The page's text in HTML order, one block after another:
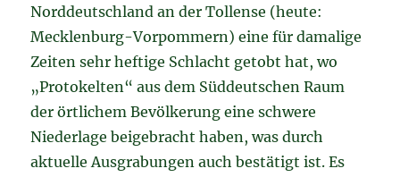
Norddeutschland an der Tollense (heute:
Mecklenburg-Vorpommern) eine für damalige
Zeiten sehr heftige Schlacht getobt hat, wo
„Protokelten“ aus dem Süddeutschen Raum
der örtlichem Bevölkerung eine schwere
Niederlage beigebracht haben, was durch
aktuelle Ausgrabungen auch bestätigt ist. Es